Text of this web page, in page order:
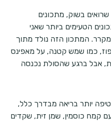
בשוק, מתכונים
הטעימים ביותר שאני
המתכון הזה נולד מתוך
כמו שמש קטנה, על מאפינס
אבל ברגע שהסולת נכנסה
יותר בריאה מבדרך כלל,
קמח כוסמין, שמן זית, שקדים